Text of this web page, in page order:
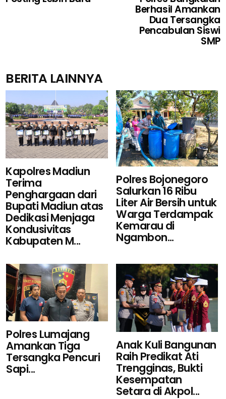
Berhasil Amankan
Dua Tersangka
Pencabulan Siswi
SMP
BERITA LAINNYA
Kapolres Madiun
Terima
Penghargaan dari
Bupati Madiun atas
Dedikasi Menjaga
Kondusivitas
Kabupaten M...
Polres Bojonegoro
Salurkan 16 Ribu
Liter Air Bersih untuk
Warga Terdampak
Kemarau di
Ngambon...
Polres Lumajang
Amankan Tiga
Tersangka Pencuri
Sapi...
Anak Kuli Bangunan
Raih Predikat Ati
Trengginas, Bukti
Kesempatan
Setara di Akpol...